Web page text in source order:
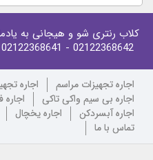
کلاب رنتری شو و هیجانی به
02122368642
- 02122368641
اجاره تجهیزات مراسم
اجاره
اجاره بی سیم واکی تاکی
اجاره آبسردکن
اجاره یخچال
تماس با ما